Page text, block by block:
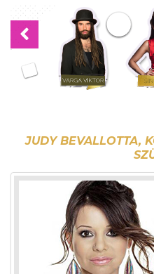
Previous
JUDY BEVALLOTTA,